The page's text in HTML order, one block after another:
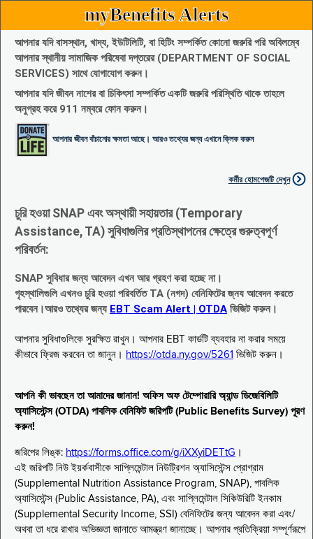
myBenefits Alerts
আপনার যদি বাসস্থান, খাদ্য, ইউটিলিটি, বা হিটিং সম্পর্কিত কোনো জরুরি পরি অবিলম্বে
আপনার স্থানীয় সামাজিক পরিষেবা দপ্তরের (DEPARTMENT OF SOCIAL
SERVICES) সাথে যোগাযোগ করুন।
আপনার যদি জীবন নাশের বা চিকিৎসা সম্পর্কিত একটি জরুরি পরিস্থিতি থাকে তাহলে
অনুগ্রহ করে 911 নম্বরে ফোন করুন।
আপনার জীবন বাঁচানোর ক্ষমতা আছে। আরও তথ্যের জন্য এখানে ক্লিক করুন
কর্মীর হোমপেজটি দেখুন
চুরি হওয়া SNAP এবং অস্থায়ী সহায়তার (Temporary
Assistance, TA) সুবিধাগুলির প্রতিস্থাপনের ক্ষেত্রে গুরুত্বপূর্ণ
পরিবর্তন:
SNAP সুবিধার জন্য আবেদন এখন আর গ্রহণ করা হচ্ছে না।
গৃহস্থালিগুলি এখনও চুরি হওয়া পরিবর্তিত TA (নগদ) বেনিফিটের জ্নয আবেদন করতে
পারবেন।আরও তথ্যের জন্য EBT Scam Alert | OTDA ভিজিট করুন।
আপনার সুবিধাগুলিকে সুরক্ষিত রাখুন। আপনার EBT কার্ডটি ব্যবহার না করার সময়ে
কীভাবে ফ্রিজ করবেন তা জানুন। https://otda.ny.gov/5261 ভিজিট করুন।
আপনি কী ভাবছেন তা আমাদের জানান! অফিস অফ টেম্পোরারি অ্যান্ড ডিজেবিলিটি
অ্যাসিস্টেন্স (OTDA) পাবলিক বেনিফিট জরিপটি (Public Benefits Survey) পূরণ
করুন!
জরিপের লিঙ্ক: https://forms.office.com/g/iXXyiDETtG ।
এই জরিপটি নিউ ইয়র্কবাসীকে সাপ্লিমেন্টাল নিউট্রিশন অ্যাসিস্টেন্স প্রোগ্রাম
(Supplemental Nutrition Assistance Program, SNAP), পাবলিক
অ্যাসিস্টেন্স (Public Assistance, PA), এবং সাপ্লিমেন্টাল সিকিউরিটি ইনকাম
(Supplemental Security Income, SSI) বেনিফিটের জন্য আবেদন করা এবং/
অথবা তা ধরে রাখার অভিজ্ঞতা জানাতে আমন্ত্রণ জানাচ্ছে। আপনার প্রতিক্রিয়া সম্পূর্ণরূপে